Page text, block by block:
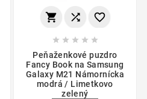
  
    
Peňaženkové puzdro
Fancy Book na Samsung
Galaxy M21 Námornícka
modrá / Limetkovo
zelený